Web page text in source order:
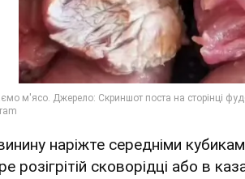
наріжте середніми
розігрітій сковорідці або в